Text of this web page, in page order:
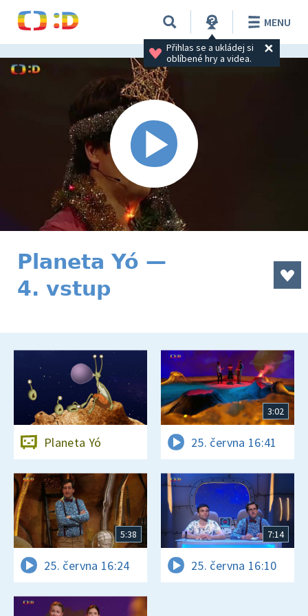
Přihlas se a ukládej si
oblíbené hry a videa.
MENU
Planeta Yó —
4. vstup
Planeta Yó
3:02
25. června 16:41
5:38
25. června 16:24
7:14
25. června 16:10